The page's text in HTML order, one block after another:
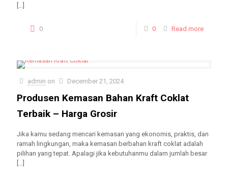
[…]
0 0 Read more
admin on December 21, 2024
Produsen Kemasan Bahan Kraft Coklat
Terbaik – Harga Grosir
Jika kamu sedang mencari kemasan yang ekonomis, praktis, dan
ramah lingkungan, maka kemasan berbahan kraft coklat adalah
pilihan yang tepat. Apalagi jika kebutuhanmu dalam jumlah besar
[…]